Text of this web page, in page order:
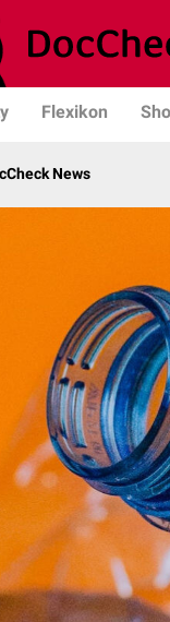
Flexikon
News